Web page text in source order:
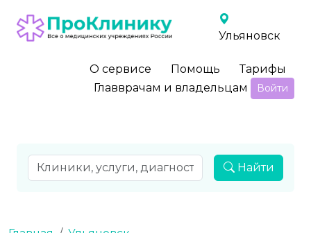
Ульяновск
О сервисе Помощь
Тарифы
Главврачам и владельцам
Войти
Найти